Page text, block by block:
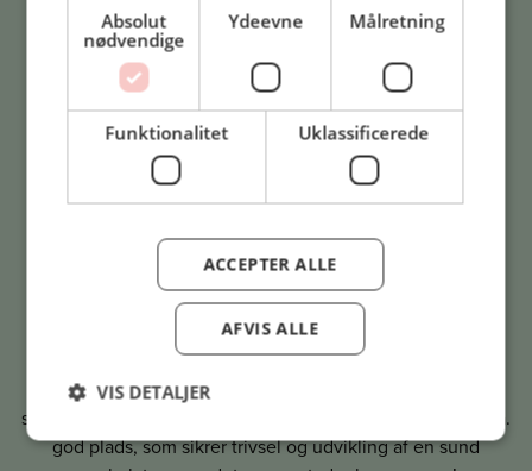
Kvalitet, der kan smages
Med Dansk Gastro Kalv forenes god dyrevelfærd med stor
smag og høj kvalitet. Kalvene har levet et godt liv med bl.a.
god plads, som sikrer trivsel og udvikling af en sund
Absolut
nødvendige
Ydeevne Målretning
Funktionalitet Uklassificerede
ACCEPTER ALLE
AFVIS ALLE
VIS DETALJER